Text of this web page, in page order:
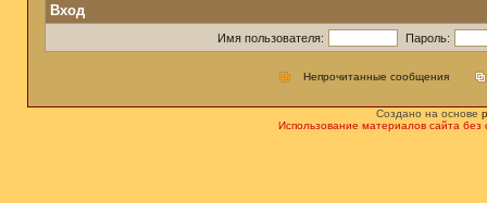
Вход
Имя пользователя: Пароль:
Непрочитанные сообщения
Создано на основе
Использование материалов сайта